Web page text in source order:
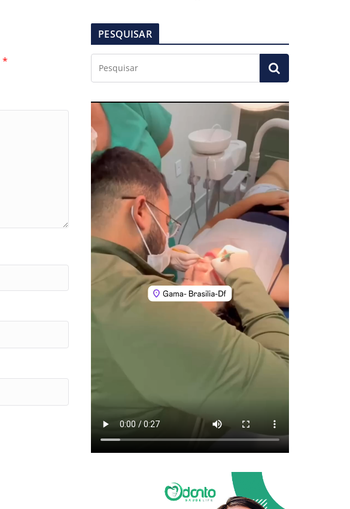
*
PESQUISAR